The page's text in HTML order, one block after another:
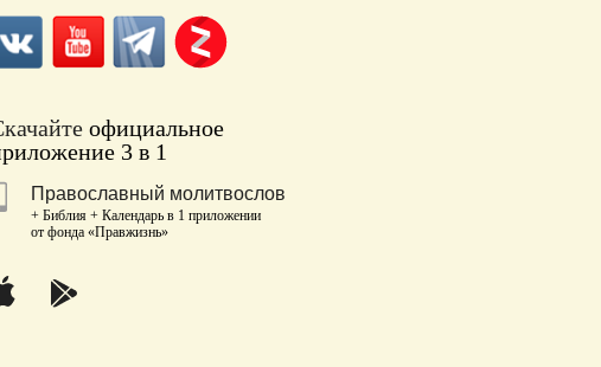
официальное
3 в 1
Православный молитвослов
+ Библия + Календарь в 1 приложении
от фонда «Правжизнь»